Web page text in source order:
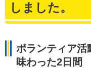
しました。
ボランティア活
味わった2日間